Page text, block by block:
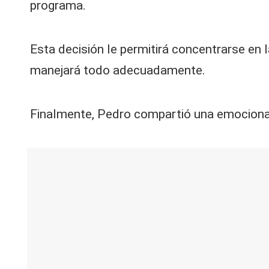
programa.
Esta decisión le permitirá concentrarse en
manejará todo adecuadamente.
Finalmente, Pedro compartió una